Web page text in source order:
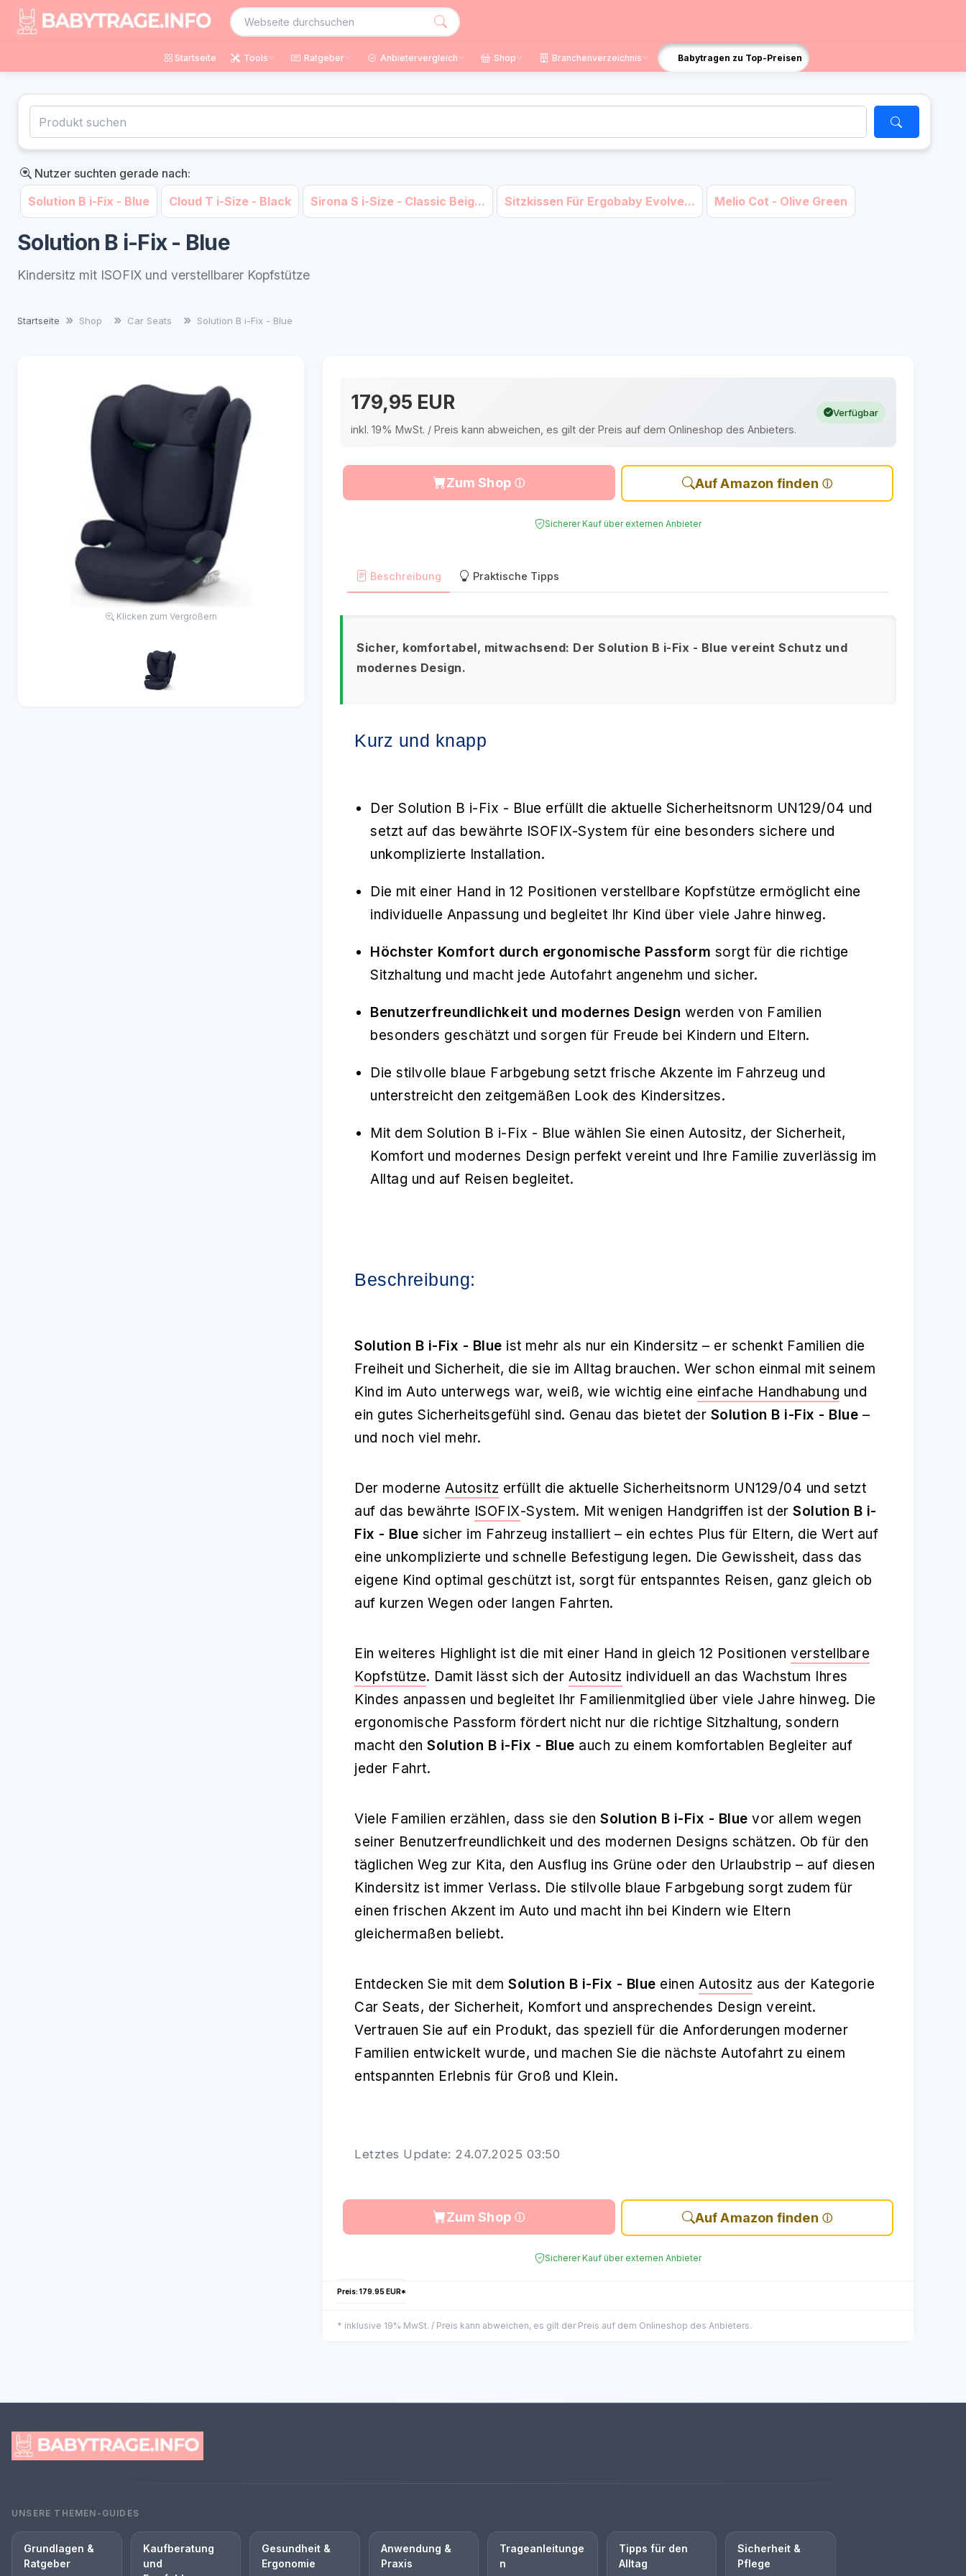
Startseite Tools Ratgeber Anbietervergleich Shop Branchenverzeichnis Babytragen zu Top-Preisen
Nutzer suchten gerade nach:
Solution B i-Fix - Blue
Cloud T i-Size - Black Sirona S i-Size - Classic Beig... Sitzkissen Für Ergobaby Evolve... Melio Cot - Olive Green
Solution B i-Fix - Blue
Kindersitz mit ISOFIX und verstellbarer Kopfstütze
Startseite Shop Car Seats Solution B i-Fix - Blue
Klicken zum Vergrößern
179,95 EUR
inkl. 19% MwSt. / Preis kann abweichen, es gilt der Preis auf dem Onlineshop des Anbieters.
Verfügbar
Zum Shop Auf Amazon finden
Sicherer Kauf über externen Anbieter
Beschreibung Praktische Tipps
Sicher, komfortabel, mitwachsend: Der Solution B i-Fix - Blue vereint Schutz und
modernes Design.
Kurz und knapp
Der Solution B i-Fix - Blue erfüllt die aktuelle Sicherheitsnorm UN129/04 und
setzt auf das bewährte ISOFIX-System für eine besonders sichere und
unkomplizierte Installation.
Die mit einer Hand in 12 Positionen verstellbare Kopfstütze ermöglicht eine
individuelle Anpassung und begleitet Ihr Kind über viele Jahre hinweg.
Höchster Komfort durch ergonomische Passform sorgt für die richtige
Sitzhaltung und macht jede Autofahrt angenehm und sicher.
Benutzerfreundlichkeit und modernes Design werden von Familien
besonders geschätzt und sorgen für Freude bei Kindern und Eltern.
Die stilvolle blaue Farbgebung setzt frische Akzente im Fahrzeug und
unterstreicht den zeitgemäßen Look des Kindersitzes.
Mit dem Solution B i-Fix - Blue wählen Sie einen Autositz, der Sicherheit,
Komfort und modernes Design perfekt vereint und Ihre Familie zuverlässig im
Alltag und auf Reisen begleitet.
Beschreibung:
Solution B i-Fix - Blue ist mehr als nur ein Kindersitz – er schenkt Familien die
Freiheit und Sicherheit, die sie im Alltag brauchen. Wer schon einmal mit seinem
Kind im Auto unterwegs war, weiß, wie wichtig eine einfache Handhabung und
ein gutes Sicherheitsgefühl sind. Genau das bietet der Solution B i-Fix - Blue –
und noch viel mehr.
Der moderne Autositz erfüllt die aktuelle Sicherheitsnorm UN129/04 und setzt
auf das bewährte ISOFIX-System. Mit wenigen Handgriffen ist der Solution B i-
Fix - Blue sicher im Fahrzeug installiert – ein echtes Plus für Eltern, die Wert auf
eine unkomplizierte und schnelle Befestigung legen. Die Gewissheit, dass das
eigene Kind optimal geschützt ist, sorgt für entspanntes Reisen, ganz gleich ob
auf kurzen Wegen oder langen Fahrten.
Ein weiteres Highlight ist die mit einer Hand in gleich 12 Positionen verstellbare
Kopfstütze. Damit lässt sich der Autositz individuell an das Wachstum Ihres
Kindes anpassen und begleitet Ihr Familienmitglied über viele Jahre hinweg. Die
ergonomische Passform fördert nicht nur die richtige Sitzhaltung, sondern
macht den Solution B i-Fix - Blue auch zu einem komfortablen Begleiter auf
jeder Fahrt.
Viele Familien erzählen, dass sie den Solution B i-Fix - Blue vor allem wegen
seiner Benutzerfreundlichkeit und des modernen Designs schätzen. Ob für den
täglichen Weg zur Kita, den Ausflug ins Grüne oder den Urlaubstrip – auf diesen
Kindersitz ist immer Verlass. Die stilvolle blaue Farbgebung sorgt zudem für
einen frischen Akzent im Auto und macht ihn bei Kindern wie Eltern
gleichermaßen beliebt.
Entdecken Sie mit dem Solution B i-Fix - Blue einen Autositz aus der Kategorie
Car Seats, der Sicherheit, Komfort und ansprechendes Design vereint.
Vertrauen Sie auf ein Produkt, das speziell für die Anforderungen moderner
Familien entwickelt wurde, und machen Sie die nächste Autofahrt zu einem
entspannten Erlebnis für Groß und Klein.
Letztes Update: 24.07.2025 03:50
Zum Shop Auf Amazon finden
Sicherer Kauf über externen Anbieter
Preis: 179.95 EUR*
* inklusive 19% MwSt. / Preis kann abweichen, es gilt der Preis auf dem Onlineshop des Anbieters.
UNSERE THEMEN-GUIDES
Grundlagen &
Ratgeber
Kaufberatung
und
Gesundheit &
Ergonomie
Anwendung &
Praxis
Trageanleitunge
n
Tipps für den
Alltag
Sicherheit &
Pflege